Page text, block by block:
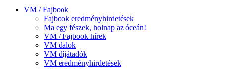
VM / Fajbook
Fajbook eredményhirdetések
Ma egy fészek, holnap az óceán!
VM / Fajbook hírek
VM dalok
VM díjátadók
VM eredményhirdetések